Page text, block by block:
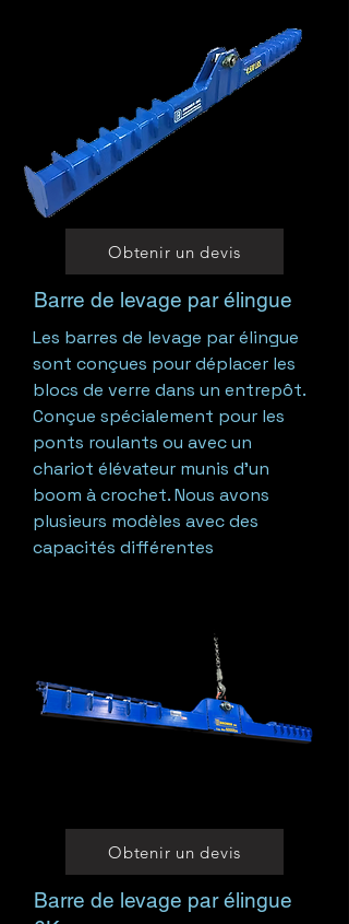
Obtenir un devis
Barre de levage par élingue
Les barres de levage par élingue
sont conçues pour déplacer les
blocs de verre dans un entrepôt.
Conçue spécialement pour les
ponts roulants ou avec un
chariot élévateur munis d’un
boom à crochet. Nous avons
plusieurs modèles avec des
capacités différentes
Obtenir un devis
Barre de levage par élingue